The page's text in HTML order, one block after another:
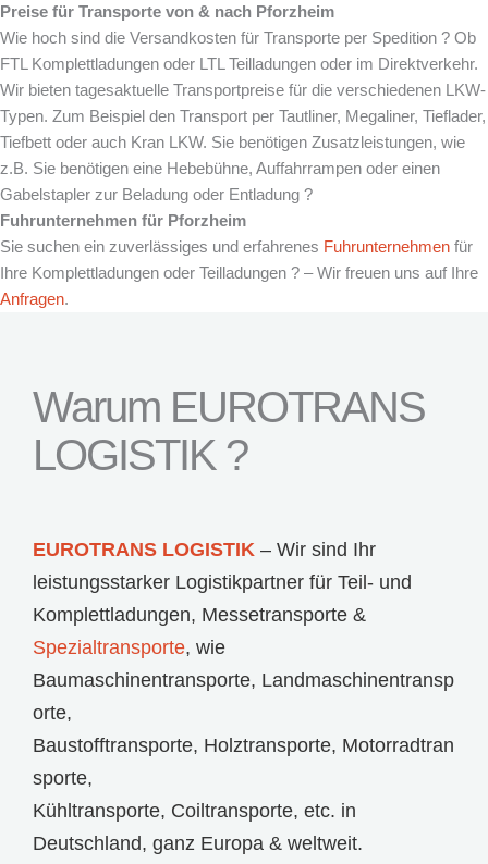
Preise für Transporte von & nach Pforzheim
Wie hoch sind die Versandkosten für Transporte per Spedition ? Ob
FTL Komplettladungen oder LTL Teilladungen oder im Direktverkehr.
Wir bieten tagesaktuelle Transportpreise für die verschiedenen LKW-
Typen. Zum Beispiel den Transport per Tautliner, Megaliner, Tieflader,
Tiefbett oder auch Kran LKW. Sie benötigen Zusatzleistungen, wie
z.B. Sie benötigen eine Hebebühne, Auffahrrampen oder einen
Gabelstapler zur Beladung oder Entladung ?
Fuhrunternehmen für Pforzheim
Sie suchen ein zuverlässiges und erfahrenes Fuhrunternehmen für
Ihre Komplettladungen oder Teilladungen ? – Wir freuen uns auf Ihre
Anfragen.
Warum EUROTRANS
LOGISTIK ?
EUROTRANS LOGISTIK – Wir sind Ihr
leistungsstarker Logistikpartner für Teil- und
Komplettladungen, Messetransporte &
Spezialtransporte, wie
Baumaschinentransporte, Landmaschinentransp
orte,
Baustofftransporte, Holztransporte, Motorradtran
sporte,
Kühltransporte, Coiltransporte, etc. in
Deutschland, ganz Europa & weltweit.